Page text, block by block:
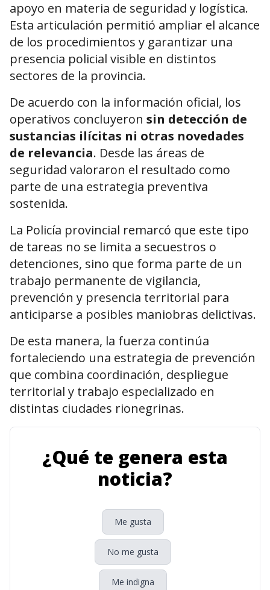
apoyo en materia de seguridad y logística.
Esta articulación permitió ampliar el alcance
de los procedimientos y garantizar una
presencia policial visible en distintos
sectores de la provincia.
De acuerdo con la información oficial, los
operativos concluyeron sin detección de
sustancias ilícitas ni otras novedades
de relevancia. Desde las áreas de
seguridad valoraron el resultado como
parte de una estrategia preventiva
sostenida.
La Policía provincial remarcó que este tipo
de tareas no se limita a secuestros o
detenciones, sino que forma parte de un
trabajo permanente de vigilancia,
prevención y presencia territorial para
anticiparse a posibles maniobras delictivas.
De esta manera, la fuerza continúa
fortaleciendo una estrategia de prevención
que combina coordinación, despliegue
territorial y trabajo especializado en
distintas ciudades rionegrinas.
¿Qué te genera esta
noticia?
Me gusta
No me gusta
Me indigna